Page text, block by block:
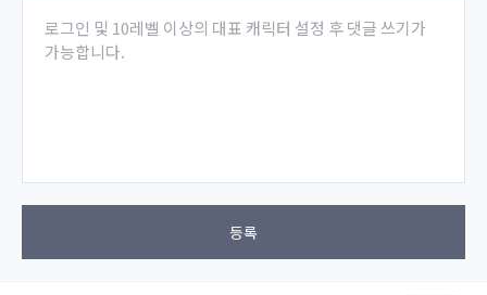
로그인 및 10레벨 이상의 대표 캐릭터 설정 후 댓글 쓰기가
가능합니다.
등록